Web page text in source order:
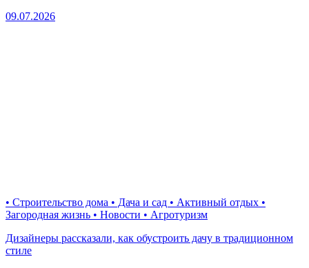
09.07.2026
• Строительство дома • Дача и сад • Активный отдых •
Загородная жизнь • Новости • Агротуризм
Дизайнеры рассказали, как обустроить дачу в традиционном
стиле